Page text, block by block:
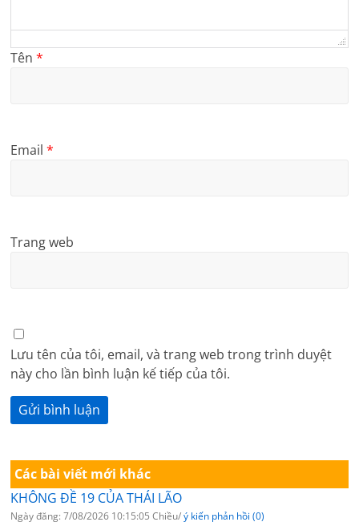
Tên*
Email*
Trang web
Lưu tên của tôi, email, và trang web trong trình duyệt
này cho lần bình luận kế tiếp của tôi.
Các bài viết mới khác
KHÔNG ĐỀ 19 CỦA THÁI LÃO
Ngày đăng: 7/08/2026 10:15:05 Chiều/ý kiến phản hồi (0)